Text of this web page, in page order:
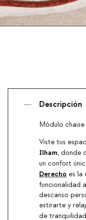
Descripción
Módulo
Viste tus
Ilham, donde
un confort
Derecho es la
funcionalidad
descanso
estirarte y
de